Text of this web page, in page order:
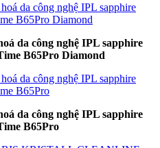
da công nghệ IPL sapphire
B65Pro Diamond
da công nghệ IPL sapphire
B65Pro